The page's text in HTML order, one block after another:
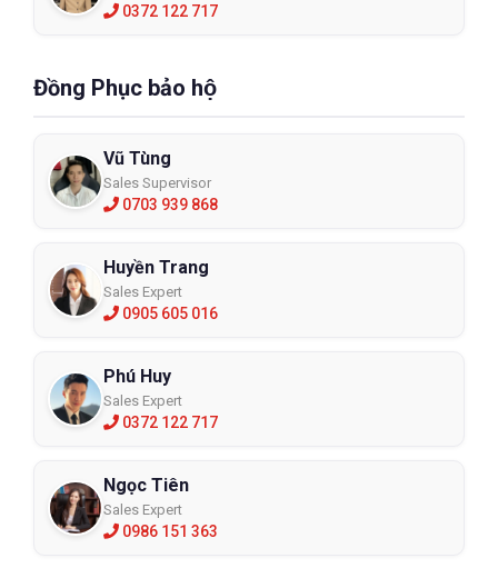
0372 122 717
Đồng Phục bảo hộ
Vũ Tùng
Sales Supervisor
0703 939 868
Huyền Trang
Sales Expert
0905 605 016
Phú Huy
Sales Expert
0372 122 717
Ngọc Tiên
Sales Expert
0986 151 363